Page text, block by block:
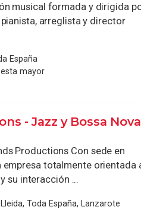
musical formada y dirigida
pianista, arreglista y director
España
mayor
- Jazz y Bossa Nova
Productions Con sede en
empresa totalmente orientada
su interacción ...
Toda España, Lanzarote